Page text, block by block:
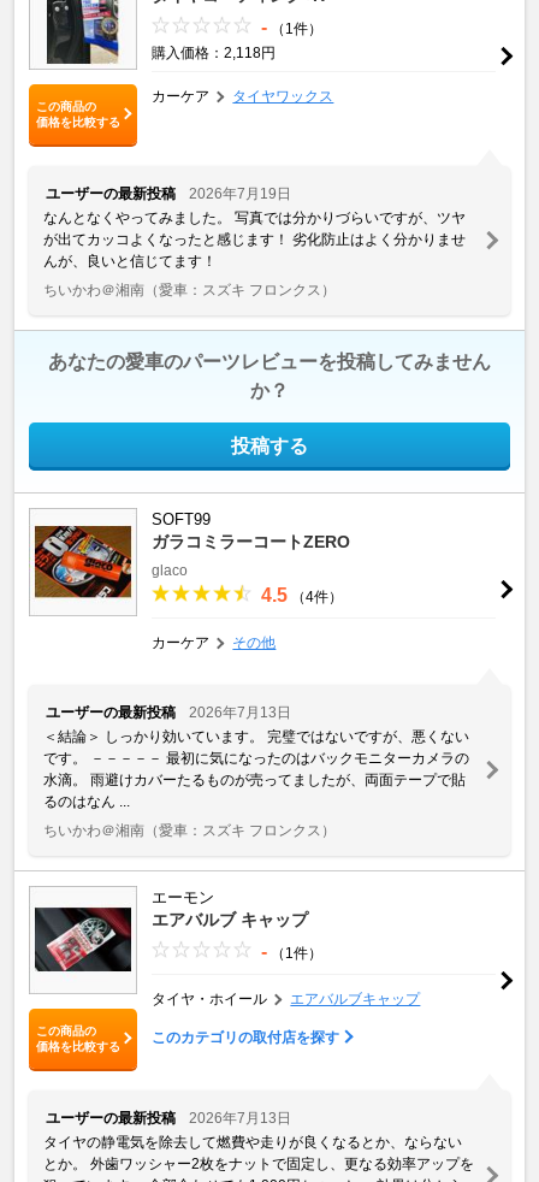
この商品の
価格を比較する
-
（1件）
購入価格：2,118円
カーケア タイヤワックス
ユーザーの最新投稿
2026年7月19日
なんとなくやってみました。 写真では分かりづらいですが、ツヤ
が出てカッコよくなったと感じます！ 劣化防止はよく分かりませ
んが、良いと信じてます！
ちいかわ＠湘南 （愛車：スズキ フロンクス）
あなたの愛車のパーツレビューを投稿してみません
か？
投稿する
SOFT99
ガラコミラーコートZERO
glaco
4.5 （4件）
カーケア その他
ユーザーの最新投稿
2026年7月13日
＜結論＞ しっかり効いています。 完璧ではないですが、悪くない
です。 －－－－－ 最初に気になったのはバックモニターカメラの
水滴。 雨避けカバーたるものが売ってましたが、両面テープで貼
るのはなん ...
ちいかわ＠湘南 （愛車：スズキ フロンクス）
この商品の
価格を比較する
エーモン
エアバルブ キャップ
- （1件）
タイヤ・ホイール エアバルブキャップ
このカテゴリの取付店を探す
ユーザーの最新投稿
2026年7月13日
タイヤの静電気を除去して燃費や走りが良くなるとか、ならない
とか。 外歯ワッシャー2枚をナットで固定し、更なる効率アップを